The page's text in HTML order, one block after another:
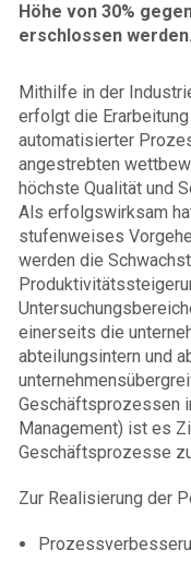
Höhe von 30%
erschlossen werden.
Mithilfe in der
erfolgt die
automatisierter
angestrebten
höchste Qualität und
Als erfolgswirksam
stufenweises
werden die
einerseits die
abteilungsintern und
Geschäftsprozessen
Management) ist es
Geschäftsprozesse
Zur Realisierung der